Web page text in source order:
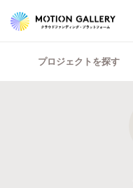
プロジェクトを探す